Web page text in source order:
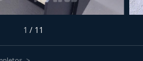
1 / 11